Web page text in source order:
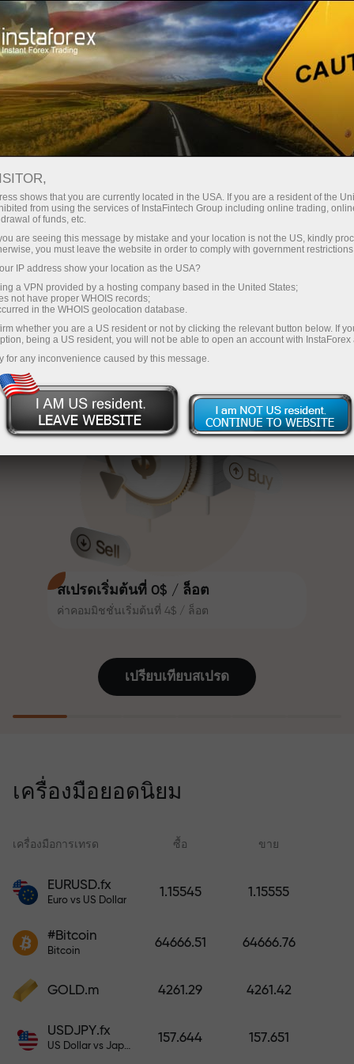
InstaForex
สเปรดเริ่มต้นที่ 0$ / ล็อต
ค่าคอมมิชชั่นเริ่มต้นที่ 4$ / ล็อต
กับ InstaForex คุณจะได้รับเงื่อนไขที่
สูงสุด 1:5000 สเปรดและค่า
คอมมิชชั่นที่ดีที่สุดในตลาด รวมถึง
เงื่อนไขที่เหมาะสมสำหรับการเทรด
หุ้นและดัชนี
InstaForex ทุกคนสามารถรับโบนัส
สูงสุด 30% จากยอดฝาก และใช้
ประโยชน์จากโปรโมชั่นและข้อเสนอ
พิเศษอื่น ๆ
ความเร็วในสนามแข่งและความเร็ว
ในการเทรดมีคุณค่าเดียวกัน Aleš
Loprais นำความมุ่งมั่นและวินัยเข้าสู่
โลกของการเทรด ในฐานะพันธมิตรที่
สร้างแรงบันดาลใจให้ลูกค้าบรรลุเป้า
หมายที่ทะเยอทะยาน
คนสามารถรับ iPhone, MacBook
หรือทริปในฝัน เพียงแค่ฝากเงิน
การขาดทุนและรับประกันกำไรเพิ่ม
ปกป้อง!
ผิด ยิ่งฝากมาก ตัวคูณยิ่งสูง
สเปรดต่ำมาก — กำไรสูง
โบนัส 30%
สำหรับทุกการฝาก
ความเร็ว
ในการเทรดและบนทางหลวง
แจ็กพอตของขวัญส่วนตัวของคุณ
ฝากเงินจำนวน $333 — เลือกของขวัญมูลค่าสูงสุด
$1,500
เทรดแบบไร้ความเสี่ยง — เรารับประกัน
กำไรของคุณ
โบนัสสูงสุด X1000 — ตัวคูณที่ใหญ่ที่สุด
เปรียบเทียบสเปรด
เครื่องมือยอดนิยม
เครื่องมือการเทรด ซื้อ ขาย
EURUSD.fx
Euro vs US Dollar
1.15545 1.15555
#Bitcoin
Bitcoin
64666.51 64666.76
GOLD.m 4261.29 4261.42
USDJPY.fx
US Dollar vs Japanese Yen
157.644 157.651
shows that you are currently located in the USA. If you are a resident of the
from using the services of InstaFintech Group including online trading,
of funds, etc.
are seeing this message by mistake and your location is not the US, kindly
you must leave the website in order to comply with government
IP address show your location as the USA?
a VPN provided by a hosting company based in the United States;
not have proper WHOIS records;
in the WHOIS geolocation database.
whether you are a US resident or not by clicking the relevant button below. If
being a US resident, you will not be able to open an account with InstaForex
for any inconvenience caused by this message.